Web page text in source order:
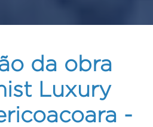
da obra
Luxury
-